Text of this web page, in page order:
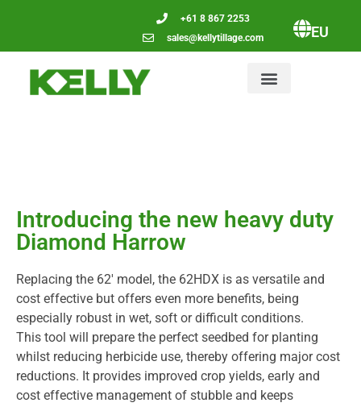
+61 8 867 2253
sales@kellytillage.com
EU
Introducing the new heavy duty
Diamond Harrow
Replacing the 62′ model, the 62HDX is as versatile and
cost effective but offers even more benefits, being
especially robust in wet, soft or difficult conditions.
This tool will prepare the perfect seedbed for planting
whilst reducing herbicide use, thereby offering major cost
reductions. It provides improved crop yields, early and
cost effective management of stubble and keeps